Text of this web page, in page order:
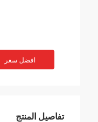
افضل سعر
تفاصيل المنتج